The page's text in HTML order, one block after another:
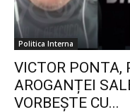
Politica Interna
VICTOR PONTA,
AROGANȚEI
VORBEȘTE CU...